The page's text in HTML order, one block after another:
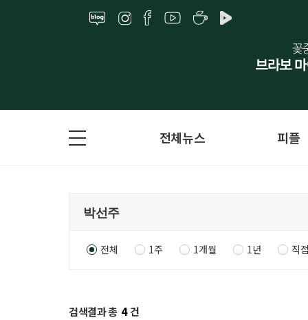
전체뉴스 피플
전체 1주 1개월 1년 직
검색결과 총 4 건